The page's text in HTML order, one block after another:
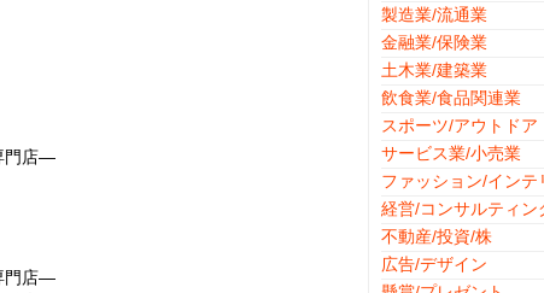
門店―
門店―
製造業/流通業
金融業/保険業
土木業/建築業
飲食業/食品関連業
スポーツ/アウトドア
サービス業/小売業
ファッション/インテ
経営/コンサルティン
不動産/投資/株
広告/デザイン